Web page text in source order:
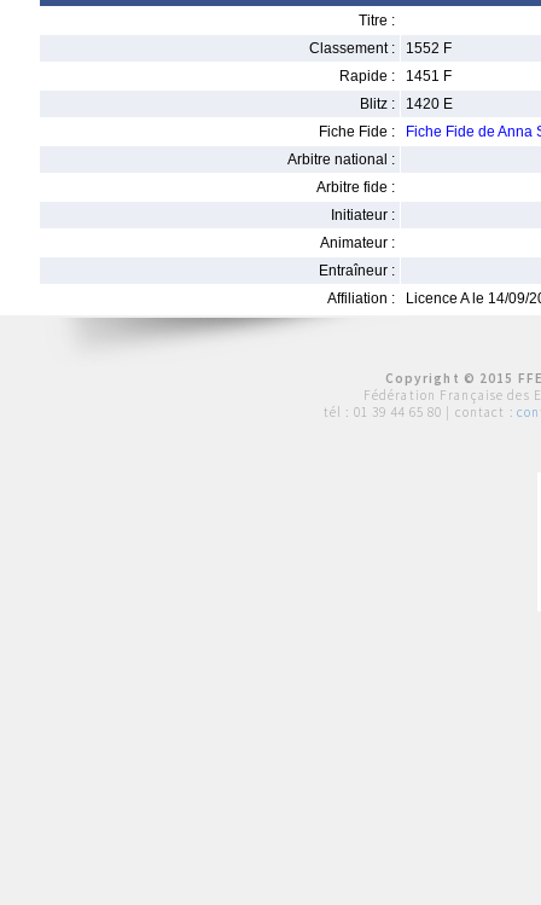
Titre :
Classement :
1552 F
Rapide :
1451 F
Blitz :
1420 E
Fiche Fide :
Fiche Fide de Anna
Arbitre national :
Arbitre fide :
Initiateur :
Animateur :
Entraîneur :
Affiliation :
Licence A le 14/09/
Copyright © 2015
Fédération Française des
tél : 01 39 44 65 80 | contact :